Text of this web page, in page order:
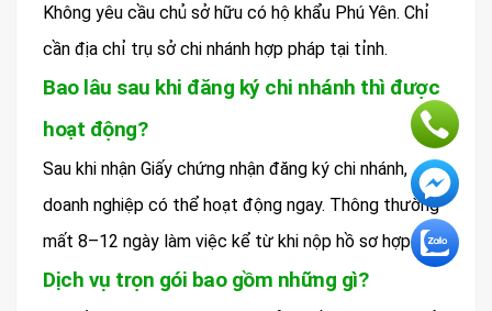
Không yêu cầu chủ sở hữu có hộ khẩu Phú Yên. Chỉ
cần địa chỉ trụ sở chi nhánh hợp pháp tại tỉnh.
Bao lâu sau khi đăng ký chi nhánh thì được
hoạt động?
Sau khi nhận Giấy chứng nhận đăng ký chi nhánh,
doanh nghiệp có thể hoạt động ngay. Thông thường
mất 8–12 ngày làm việc kể từ khi nộp hồ sơ hợp lệ.
Dịch vụ trọn gói bao gồm những gì?